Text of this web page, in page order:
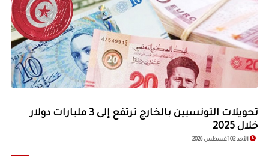
© Image Copyrights Title
تحويلات التونسيين بالخارج ترتفع إلى 3 مليارات دولار
خلال 2025
الأحد 02 أغسطس 2026